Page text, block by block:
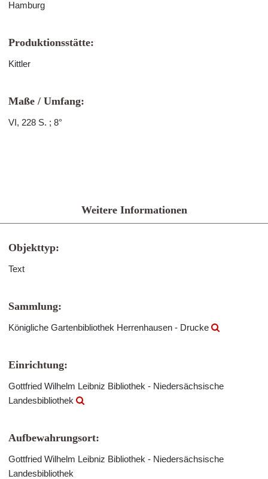
Hamburg
Produktionsstätte:
Kittler
Maße / Umfang:
VI, 228 S. ; 8°
Weitere Informationen
Objekttyp:
Text
Sammlung:
Königliche Gartenbibliothek Herrenhausen - Drucke
Einrichtung:
Gottfried Wilhelm Leibniz Bibliothek - Niedersächsische
Landesbibliothek
Aufbewahrungsort:
Gottfried Wilhelm Leibniz Bibliothek - Niedersächsische
Landesbibliothek